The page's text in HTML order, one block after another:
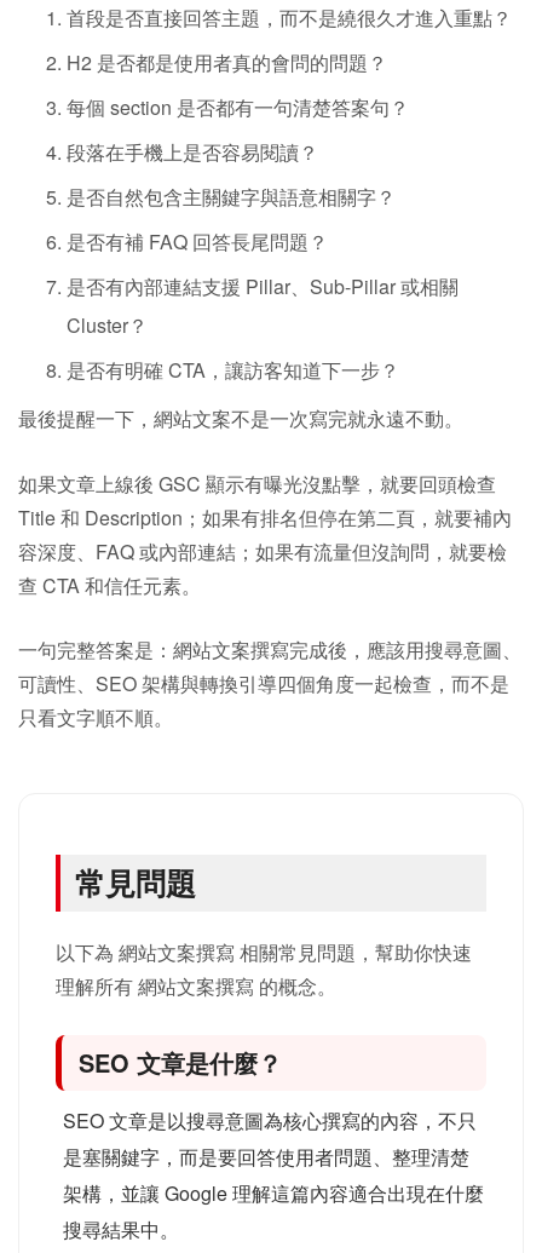
首段是否直接回答主題，而不是繞很久才進入重點？
H2 是否都是使用者真的會問的問題？
每個 section 是否都有一句清楚答案句？
段落在手機上是否容易閱讀？
是否自然包含主關鍵字與語意相關字？
是否有補 FAQ 回答長尾問題？
是否有內部連結支援 Pillar、Sub-Pillar 或相關
Cluster？
是否有明確 CTA，讓訪客知道下一步？
最後提醒一下，網站文案不是一次寫完就永遠不動。
如果文章上線後 GSC 顯示有曝光沒點擊，就要回頭檢查
Title 和 Description；如果有排名但停在第二頁，就要補內
容深度、FAQ 或內部連結；如果有流量但沒詢問，就要檢
查 CTA 和信任元素。
一句完整答案是：網站文案撰寫完成後，應該用搜尋意圖、
可讀性、SEO 架構與轉換引導四個角度一起檢查，而不是
只看文字順不順。
常見問題
以下為 網站文案撰寫 相關常見問題，幫助你快速
理解所有 網站文案撰寫 的概念。
SEO 文章是什麼？
SEO 文章是以搜尋意圖為核心撰寫的內容，不只
是塞關鍵字，而是要回答使用者問題、整理清楚
架構，並讓 Google 理解這篇內容適合出現在什麼
搜尋結果中。